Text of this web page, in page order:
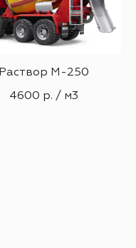
Раствор М-250
4600 р. / м3